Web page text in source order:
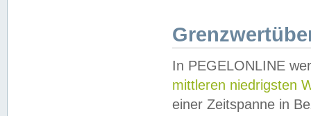
In PEGELONLINE
mittleren niedrigsten
einer Zeitspanne in